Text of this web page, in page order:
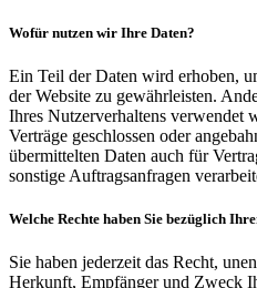
Wofür nutzen wir Ihre Daten?
Ein Teil der Daten wird erhoben,
der Website zu gewährleisten.
Ihres Nutzerverhaltens verwendet
Verträge geschlossen oder
übermittelten Daten auch für
sonstige Auftragsanfragen
Welche Rechte haben Sie bezüglich
Sie haben jederzeit das Recht,
Herkunft, Empfänger und Zweck